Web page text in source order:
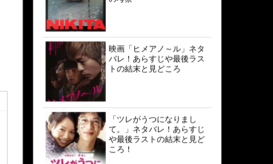
映画「ヒメアノ～ル」ネタ
バレ！あらすじや最後ラス
トの結末と見どころ
「ツレがうつになりまし
て。」ネタバレ！あらすじ
や最後ラストの結末と見ど
ころ！